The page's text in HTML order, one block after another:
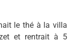
le thé à la villa
et rentrait à 5